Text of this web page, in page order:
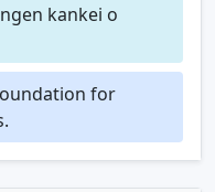
kankei o
for